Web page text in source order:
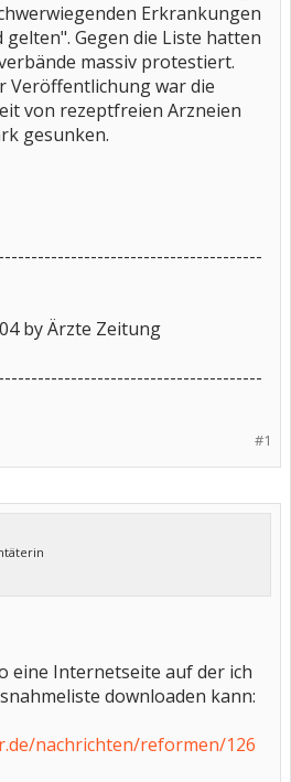
Erkrankungen
Gegen die Liste hatten
massiv protestiert.
Veröffentlichung war die
von rezeptfreien Arzneien
gesunken.
by Ärzte Zeitung
#1
eine Internetseite auf der ich
downloaden kann:
nachrichten/reformen/126